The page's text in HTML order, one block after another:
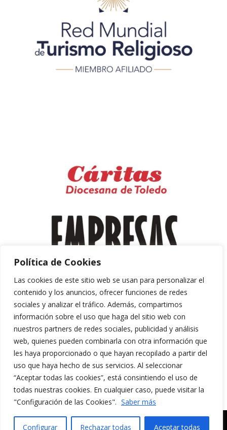
Política de Cookies
Las cookies de este sitio web se usan para personalizar el
contenido y los anuncios, ofrecer funciones de redes
sociales y analizar el tráfico. Además, compartimos
información sobre el uso que haga del sitio web con
nuestros partners de redes sociales, publicidad y análisis
web, quienes pueden combinarla con otra información que
les haya proporcionado o que hayan recopilado a partir del
uso que haya hecho de sus servicios. Al seleccionar
“Aceptar todas las cookies”, está consintiendo el uso de
todas nuestras cookies. En cualquier caso, puede visitar la
"Configuración de las Cookies". Saber más
Configurar Rechazar todas Aceptar todas
Aviso Legal y Política de Privacidad
Política de Cookies
MERAKI CULTURA AUDIOVISUAL. Todos los